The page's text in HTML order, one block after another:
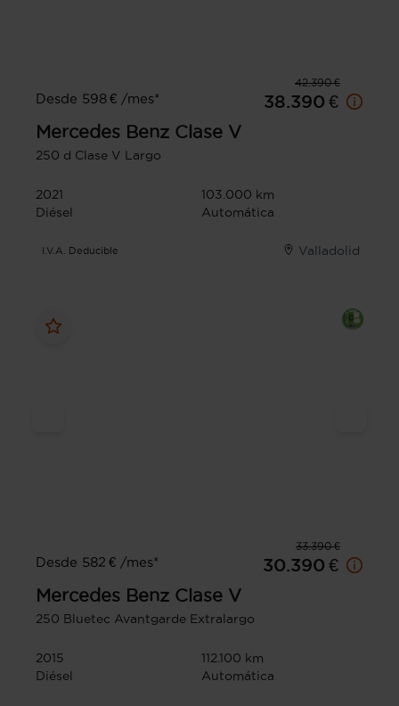
42.390 €
Desde 598 € /mes*
38.390 €
Mercedes Benz Clase V
250 d Clase V Largo
2021
103.000 km
Diésel
Automática
I.V.A. Deducible Valladolid
33.390 €
Desde 582 € /mes*
30.390 €
Mercedes Benz Clase V
250 Bluetec Avantgarde Extralargo
2015
112.100 km
Diésel
Automática